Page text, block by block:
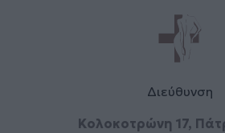
Διεύθυνση
Κολοκοτρώνη 17,